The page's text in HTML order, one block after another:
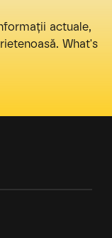
actuale,
What's